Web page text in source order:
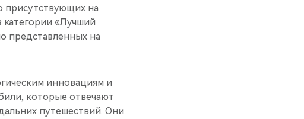
присутствующих на
категории «Лучший
представленных на
инновациям и
которые отвечают
путешествий. Они